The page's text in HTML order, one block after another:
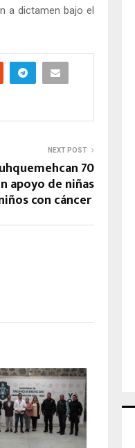
a dictamen bajo el
NEXT POST
70
apoyo de niñas
con cáncer